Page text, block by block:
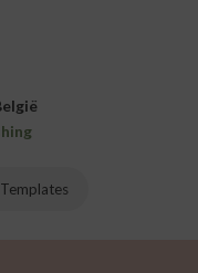
Templates